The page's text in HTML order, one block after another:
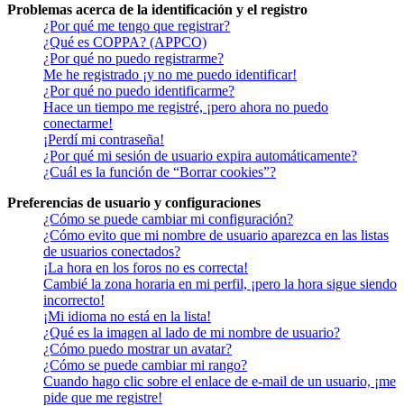
Problemas acerca de la identificación y el registro
¿Por qué me tengo que registrar?
¿Qué es COPPA? (APPCO)
¿Por qué no puedo registrarme?
Me he registrado ¡y no me puedo identificar!
¿Por qué no puedo identificarme?
Hace un tiempo me registré, ¡pero ahora no puedo
conectarme!
¡Perdí mi contraseña!
¿Por qué mi sesión de usuario expira automáticamente?
¿Cuál es la función de “Borrar cookies”?
Preferencias de usuario y configuraciones
¿Cómo se puede cambiar mi configuración?
¿Cómo evito que mi nombre de usuario aparezca en las listas
de usuarios conectados?
¡La hora en los foros no es correcta!
Cambié la zona horaria en mi perfil, ¡pero la hora sigue siendo
incorrecto!
¡Mi idioma no está en la lista!
¿Qué es la imagen al lado de mi nombre de usuario?
¿Cómo puedo mostrar un avatar?
¿Cómo se puede cambiar mi rango?
Cuando hago clic sobre el enlace de e-mail de un usuario, ¡me
pide que me registre!